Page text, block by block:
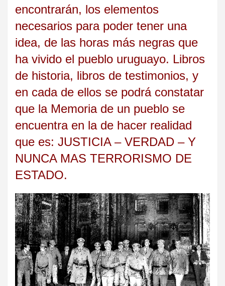
encontrarán, los elementos
necesarios para poder tener una
idea, de las horas más negras que
ha vivido el pueblo uruguayo. Libros
de historia, libros de testimonios, y
en cada de ellos se podrá constatar
que la Memoria de un pueblo se
encuentra en la de hacer realidad
que es: JUSTICIA – VERDAD – Y
NUNCA MAS TERRORISMO DE
ESTADO.